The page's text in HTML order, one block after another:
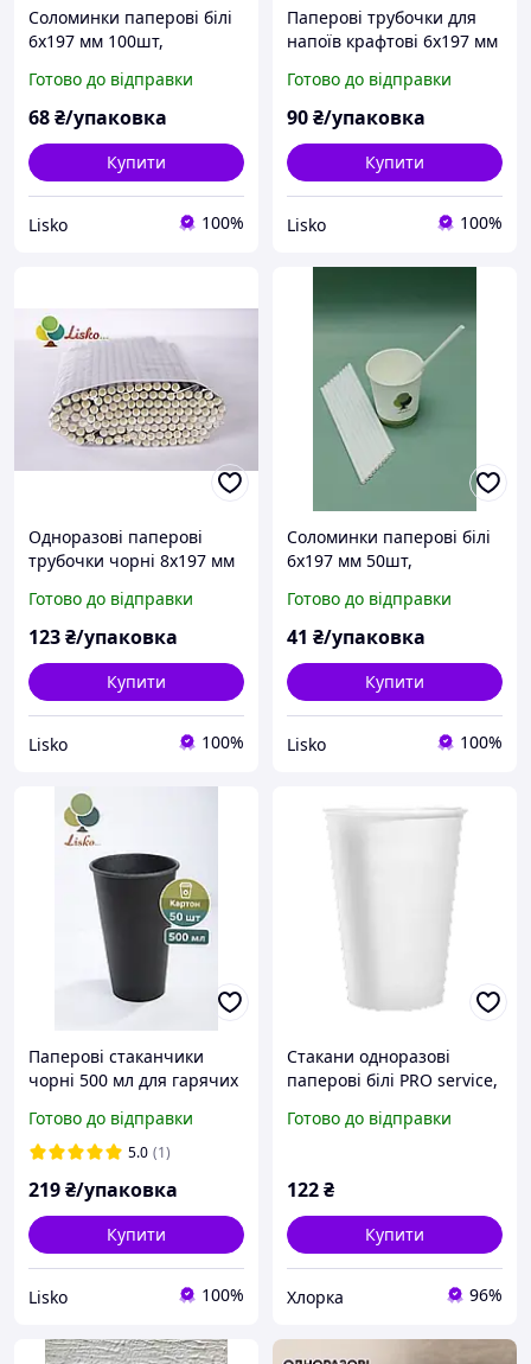
Соломинки паперові білі
6х197 мм 100шт,
трубочки для напоїв
Готово до відправки
68₴/упаковка
Купити
Lisko 100%
Паперові трубочки для
напоїв крафтові 6х197 мм
одноразові
Готово до відправки
90₴/упаковка
Купити
Lisko 100%
Одноразові паперові
трубочки чорні 8х197 мм
кави та коктейлю
Готово до відправки
123₴/упаковка
Купити
Lisko 100%
Соломинки паперові білі
6х197 мм 50шт,
напоїв
Готово до відправки
41 ₴/упаковка
Купити
Lisko 100%
Паперові стаканчики
чорні 500 мл для гарячих
стакани 500 мл
Готово до відправки
5.0 (1)
219₴/упаковка
Купити
Lisko 100%
Стакани одноразові
паперові білі PRO service,
Готово до відправки
122₴
Купити
Хлорка 96%